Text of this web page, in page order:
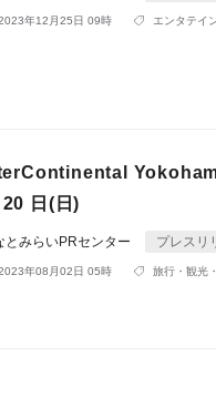
年12月25日 09時 エンタテイ
20 日(日)
とみらいPRセンター プレスリ
年08月02日 05時 旅行・観光